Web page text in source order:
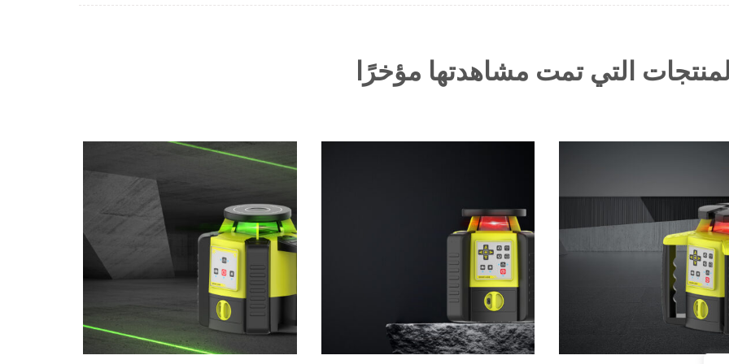
التي تمت مشاهدتها مؤخرًا